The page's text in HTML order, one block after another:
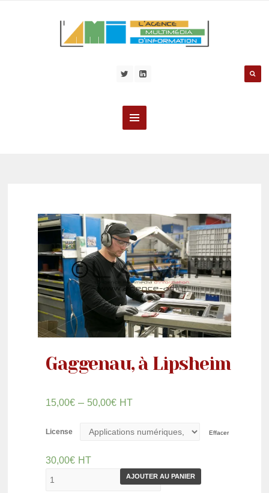
Gaggenau, à Lipsheim
15,00€ – 50,00€ HT
License Effacer
30,00€ HT
AJOUTER AU PANIER